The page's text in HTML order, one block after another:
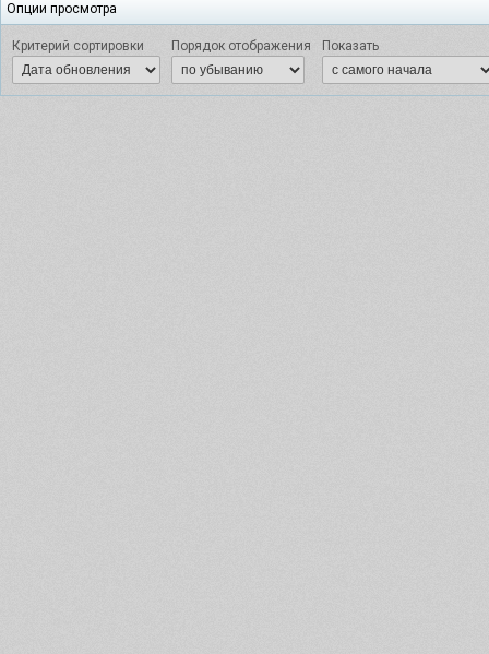
Опции просмотра
Критерий сортировки Порядок отображения Показать